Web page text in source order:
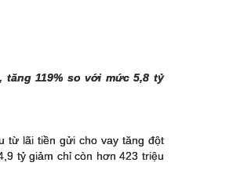
tăng 119% so với mức 5,8 tỷ
từ lãi tiền gửi cho vay tăng đột
tỷ giảm chỉ còn hơn 423 triệu